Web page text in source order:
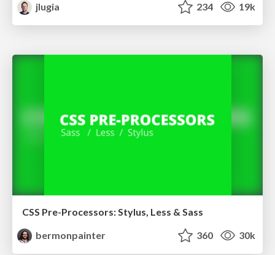
jlugia
234 19k
CSS Pre-Processors: Stylus, Less & Sass
bermonpainter
360 30k